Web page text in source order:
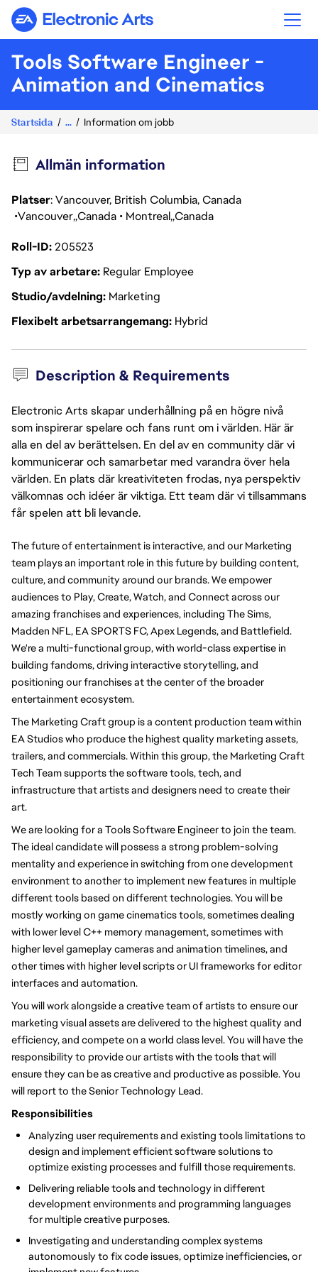
Electronic Arts
Tools Software Engineer -
Animation and Cinematics
Startsida ... Information om jobb
Allmän information
Platser: Vancouver, British Columbia, Canada
Vancouver Canada Montreal Canada
Roll-ID205523
Typ av arbetare Regular Employee
Studio/avdelning Marketing
Flexibelt arbetsarrangemang Hybrid
Description & Requirements
Electronic Arts skapar underhållning på en högre nivå
som inspirerar spelare och fans runt om i världen. Här är
alla en del av berättelsen. En del av en community där vi
kommunicerar och samarbetar med varandra över hela
världen. En plats där kreativiteten frodas, nya perspektiv
välkomnas och idéer är viktiga. Ett team där vi tillsammans
får spelen att bli levande.
The future of entertainment is interactive, and our Marketing
team plays an important role in this future by building content,
culture, and community around our brands. We empower
audiences to Play, Create, Watch, and Connect across our
amazing franchises and experiences, including The Sims,
Madden NFL, EA SPORTS FC, Apex Legends, and Battlefield.
We're a multi-functional group, with world-class expertise in
building fandoms, driving interactive storytelling, and
positioning our franchises at the center of the broader
entertainment ecosystem.
The Marketing Craft group is a content production team within
EA Studios who produce the highest quality marketing assets,
trailers, and commercials. Within this group, the Marketing Craft
Tech Team supports the software tools, tech, and
infrastructure that artists and designers need to create their
art.
We are looking for a Tools Software Engineer to join the team.
The ideal candidate will possess a strong problem-solving
mentality and experience in switching from one development
environment to another to implement new features in multiple
different tools based on different technologies. You will be
mostly working on game cinematics tools, sometimes dealing
with lower level C++ memory management, sometimes with
higher level gameplay cameras and animation timelines, and
other times with higher level scripts or UI frameworks for editor
interfaces and automation.
You will work alongside a creative team of artists to ensure our
marketing visual assets are delivered to the highest quality and
efficiency, and compete on a world class level. You will have the
responsibility to provide our artists with the tools that will
ensure they can be as creative and productive as possible. You
will report to the Senior Technology Lead.
Responsibilities
Analyzing user requirements and existing tools limitations to
design and implement efficient software solutions to
optimize existing processes and fulfill those requirements.
Delivering reliable tools and technology in different
development environments and programming languages
for multiple creative purposes.
Investigating and understanding complex systems
autonomously to fix code issues, optimize inefficiencies, or